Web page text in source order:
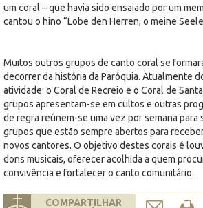
um coral – que havia sido ensaiado por um
cantou o hino “Lobe den Herren, o meine
Muitos outros grupos de canto coral se
decorrer da história da Paróquia. Atualmente
atividade: o Coral de Recreio e o Coral de
grupos apresentam-se em cultos e outras
de regra reúnem-se uma vez por semana para
grupos que estão sempre abertos para
novos cantores. O objetivo destes corais é
dons musicais, oferecer acolhida a quem
convivência e fortalecer o canto comunitário.
COMPARTILHAR